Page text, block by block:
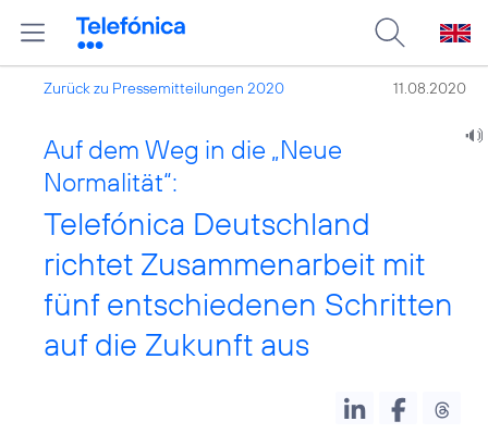
Zurück zu Pressemitteilungen 2020 11.08.2020
Auf dem Weg in die „Neue
Normalität“:
Telefónica Deutschland
richtet Zusammenarbeit mit
fünf entschiedenen Schritten
auf die Zukunft aus